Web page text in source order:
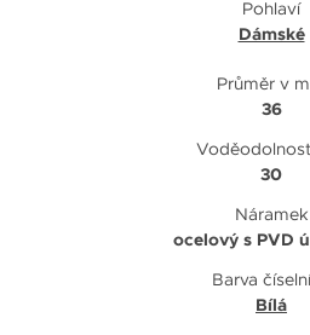
Pohlaví
Dámské
Průměr v
36
30
Náramek
ocelový s PVD
Barva
Bílá